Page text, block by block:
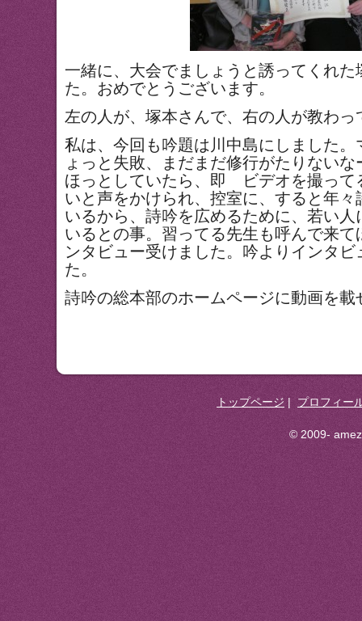
一緒に、大会でましょうと誘ってくれ
た。おめでとうございます。
左の人が、塚本さんで、右の人が教わっ
私は、今回も吟題は川中島にしました
ょっと失敗、まだまだ修行がたりない
ほっとしていたら、即 ビデオを撮って
いと声をかけられ、控室に、すると年
いるから、詩吟を広めるために、若い
いるとの事。習ってる先生も呼んで来
ンタビュー受けました。吟よりインタ
た。
詩吟の総本部のホームページに動画を
トップページ | プロフィー
© 2009-